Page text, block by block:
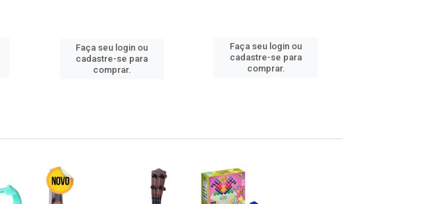
Faça seu login ou
cadastre-se para
comprar.
Faça seu login ou
cadastre-se para
comprar.